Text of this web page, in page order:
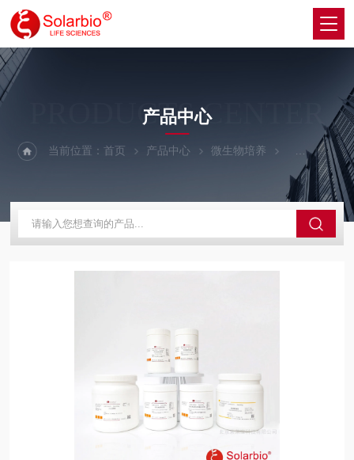
PRODUCTS CENTER
产品中心
当前位置：首页 产品中心 微生物培养 其他微生物